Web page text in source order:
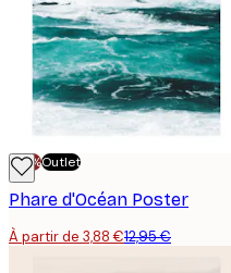
-70%Outlet
Phare d'Océan Poster
À partir de 3,88 €12,95 €